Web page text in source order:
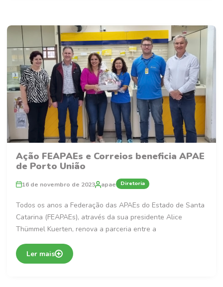
Ação FEAPAEs e Correios beneficia APAE
de Porto União
16 de novembro de 2023 apae Diretoria
Todos os anos a Federação das APAEs do Estado de Santa
Catarina (FEAPAEs), através da sua presidente Alice
Thümmel Kuerten, renova a parceria entre a
Ler mais